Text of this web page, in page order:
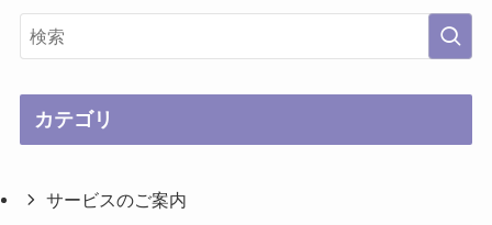
カテゴリ
サービスのご案内